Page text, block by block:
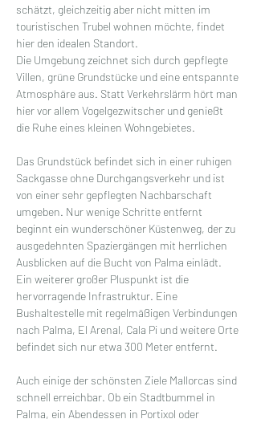
schätzt, gleichzeitig aber nicht mitten im
touristischen Trubel wohnen möchte, findet
hier den idealen Standort.
Die Umgebung zeichnet sich durch gepflegte
Villen, grüne Grundstücke und eine entspannte
Atmosphäre aus. Statt Verkehrslärm hört man
hier vor allem Vogelgezwitscher und genießt
die Ruhe eines kleinen Wohngebietes.
Das Grundstück befindet sich in einer ruhigen
Sackgasse ohne Durchgangsverkehr und ist
von einer sehr gepflegten Nachbarschaft
umgeben. Nur wenige Schritte entfernt
beginnt ein wunderschöner Küstenweg, der zu
ausgedehnten Spaziergängen mit herrlichen
Ausblicken auf die Bucht von Palma einlädt.
Ein weiterer großer Pluspunkt ist die
hervorragende Infrastruktur. Eine
Bushaltestelle mit regelmäßigen Verbindungen
nach Palma, El Arenal, Cala Pi und weitere Orte
befindet sich nur etwa 300 Meter entfernt.
Auch einige der schönsten Ziele Mallorcas sind
schnell erreichbar. Ob ein Stadtbummel in
Palma, ein Abendessen in Portixol oder